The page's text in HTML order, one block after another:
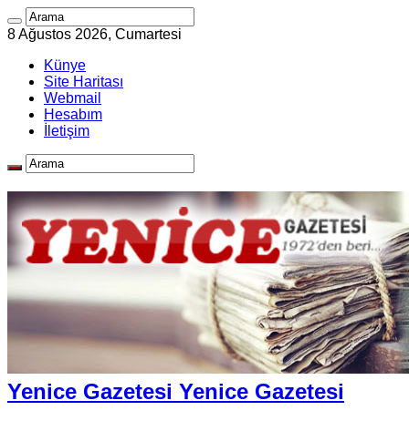
8 Ağustos 2026, Cumartesi
Künye
Site Haritası
Webmail
Hesabım
İletişim
Yenice Gazetesi Yenice Gazetesi